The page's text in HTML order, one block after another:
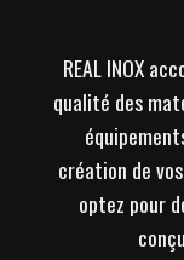
REAL INOX
qualité des
création de
optez pour